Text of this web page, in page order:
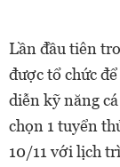
Lần đầu tiên
được tổ chức
diễn kỹ năng
chọn 1 tuyển
10/11 với lịch